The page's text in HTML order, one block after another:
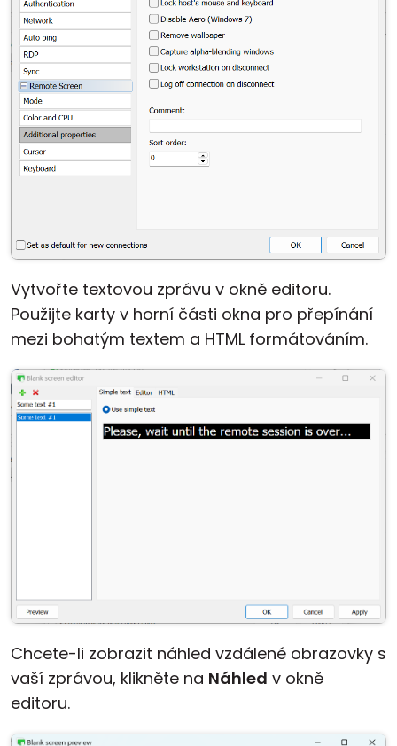
Vytvořte textovou zprávu v okně editoru.
Použijte karty v horní části okna pro přepínání
mezi bohatým textem a HTML formátováním.
Chcete-li zobrazit náhled vzdálené obrazovky s
vaší zprávou, klikněte na Náhled v okně
editoru.